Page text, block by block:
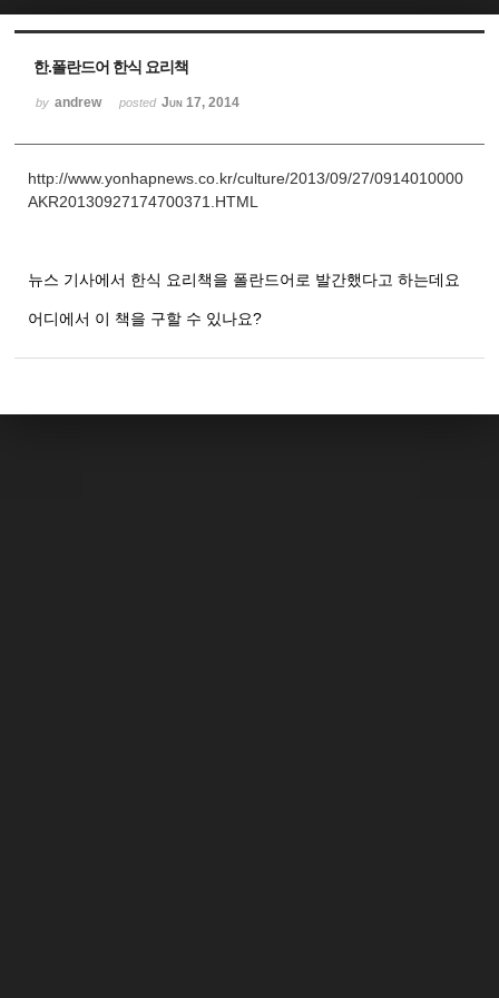
한.폴란드어 한식 요리책
by andrew posted Jun 17, 2014
http://www.yonhapnews.co.kr/culture/2013/09/27/0914010000
AKR20130927174700371.HTML
뉴스 기사에서 한식 요리책을 폴란드어로 발간했다고 하는데요
어디에서 이 책을 구할 수 있나요?
Sketchbook5, 스케치북5